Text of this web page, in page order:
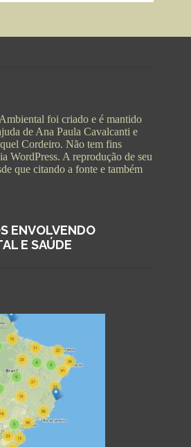
foi criado e é mantido
de Ana Paula Cavalcanti e
Cordeiro. Não tem fins
WordPress. A reprodução de seu
que citando a fonte e também
ENVOLVENDO
E SAÚDE